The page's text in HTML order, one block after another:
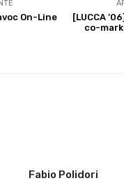
On-Line
[LUCCA
co-
Fabio Polidori